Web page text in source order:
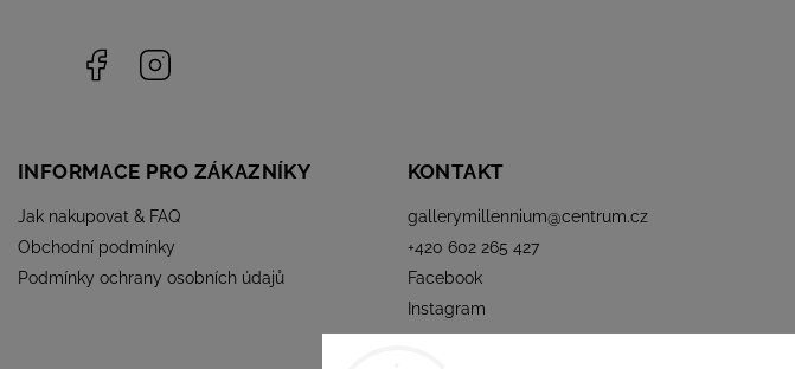
Facebook
INFORMACE PRO ZÁKAZNÍKY
Jak nakupovat & FAQ
Obchodní podmínky
Podmínky ochrany osobních údajů
KONTAKT
gallerymillennium@centrum.cz
+420 602 265 427
Facebook
Instagram